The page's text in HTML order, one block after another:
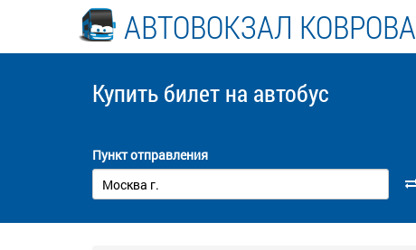
АВТОВОКЗАЛ КОВРОВА
Купить билет на автобус
Пункт отправления